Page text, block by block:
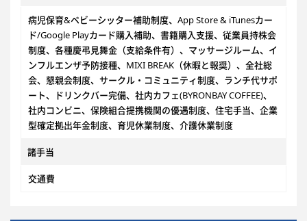
病児保育&ベビーシッター補助制度、App Store & iTunesカー
ド/Google Playカード購入補助、書籍購入支援、従業員持株会
制度、各種慶弔見舞金（支給条件有）、マッサージルーム、イ
ンフルエンザ予防接種、MIXI BREAK（休暇と報奨）、全社総
会、懇親会制度、サークル・コミュニティ制度、ランチ代サポ
ート、ドリンクバー完備、社内カフェ(BYRONBAY COFFEE)、
社内コンビニ、保険組合提携機関の優遇制度、住宅手当、企業
型確定拠出年金制度、育児休業制度、介護休業制度
諸手当
交通費